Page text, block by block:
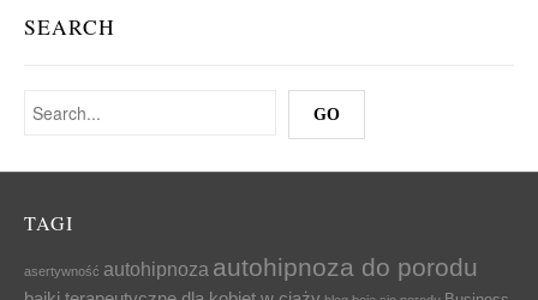
SEARCH
TAGI
asertywność autohipnoza autohipnoza do porodu